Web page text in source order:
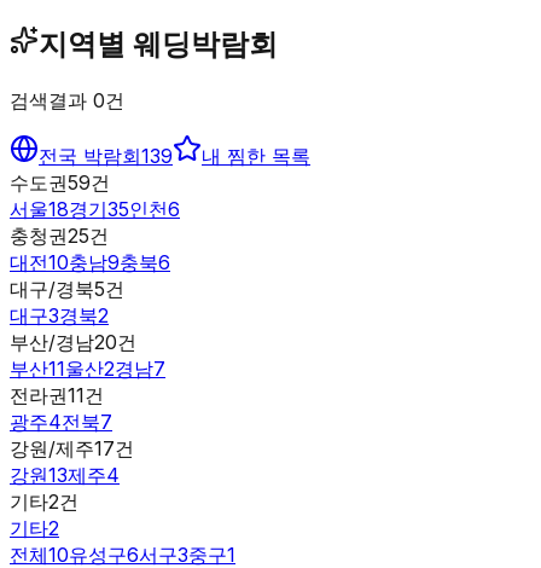
지역별 웨딩박람회
검색결과 0건
전국 박람회139
내 찜한 목록
수도권59건
서울18경기35인천6
충청권25건
대전10충남9충북6
대구/경북5건
대구3경북2
부산/경남20건
부산11울산2경남7
전라권11건
광주4전북7
강원/제주17건
강원13제주4
기타2건
기타2
전체10유성구6서구3중구1